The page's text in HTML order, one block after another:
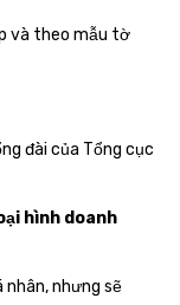
và theo mẫu tờ
đài của Tổng cục
hình doanh
nhân, nhưng sẽ